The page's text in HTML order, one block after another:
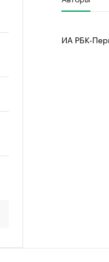
ИА РБК-